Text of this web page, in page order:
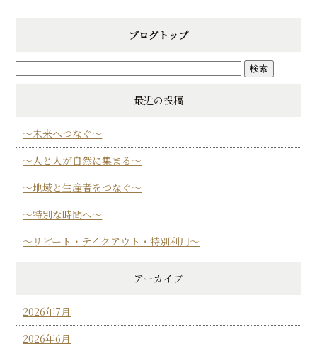
ブログトップ
最近の投稿
～未来へつなぐ～
～人と人が自然に集まる～
～地域と生産者をつなぐ～
～特別な時間へ～
～リピート・テイクアウト・特別利用～
アーカイブ
2026年7月
2026年6月